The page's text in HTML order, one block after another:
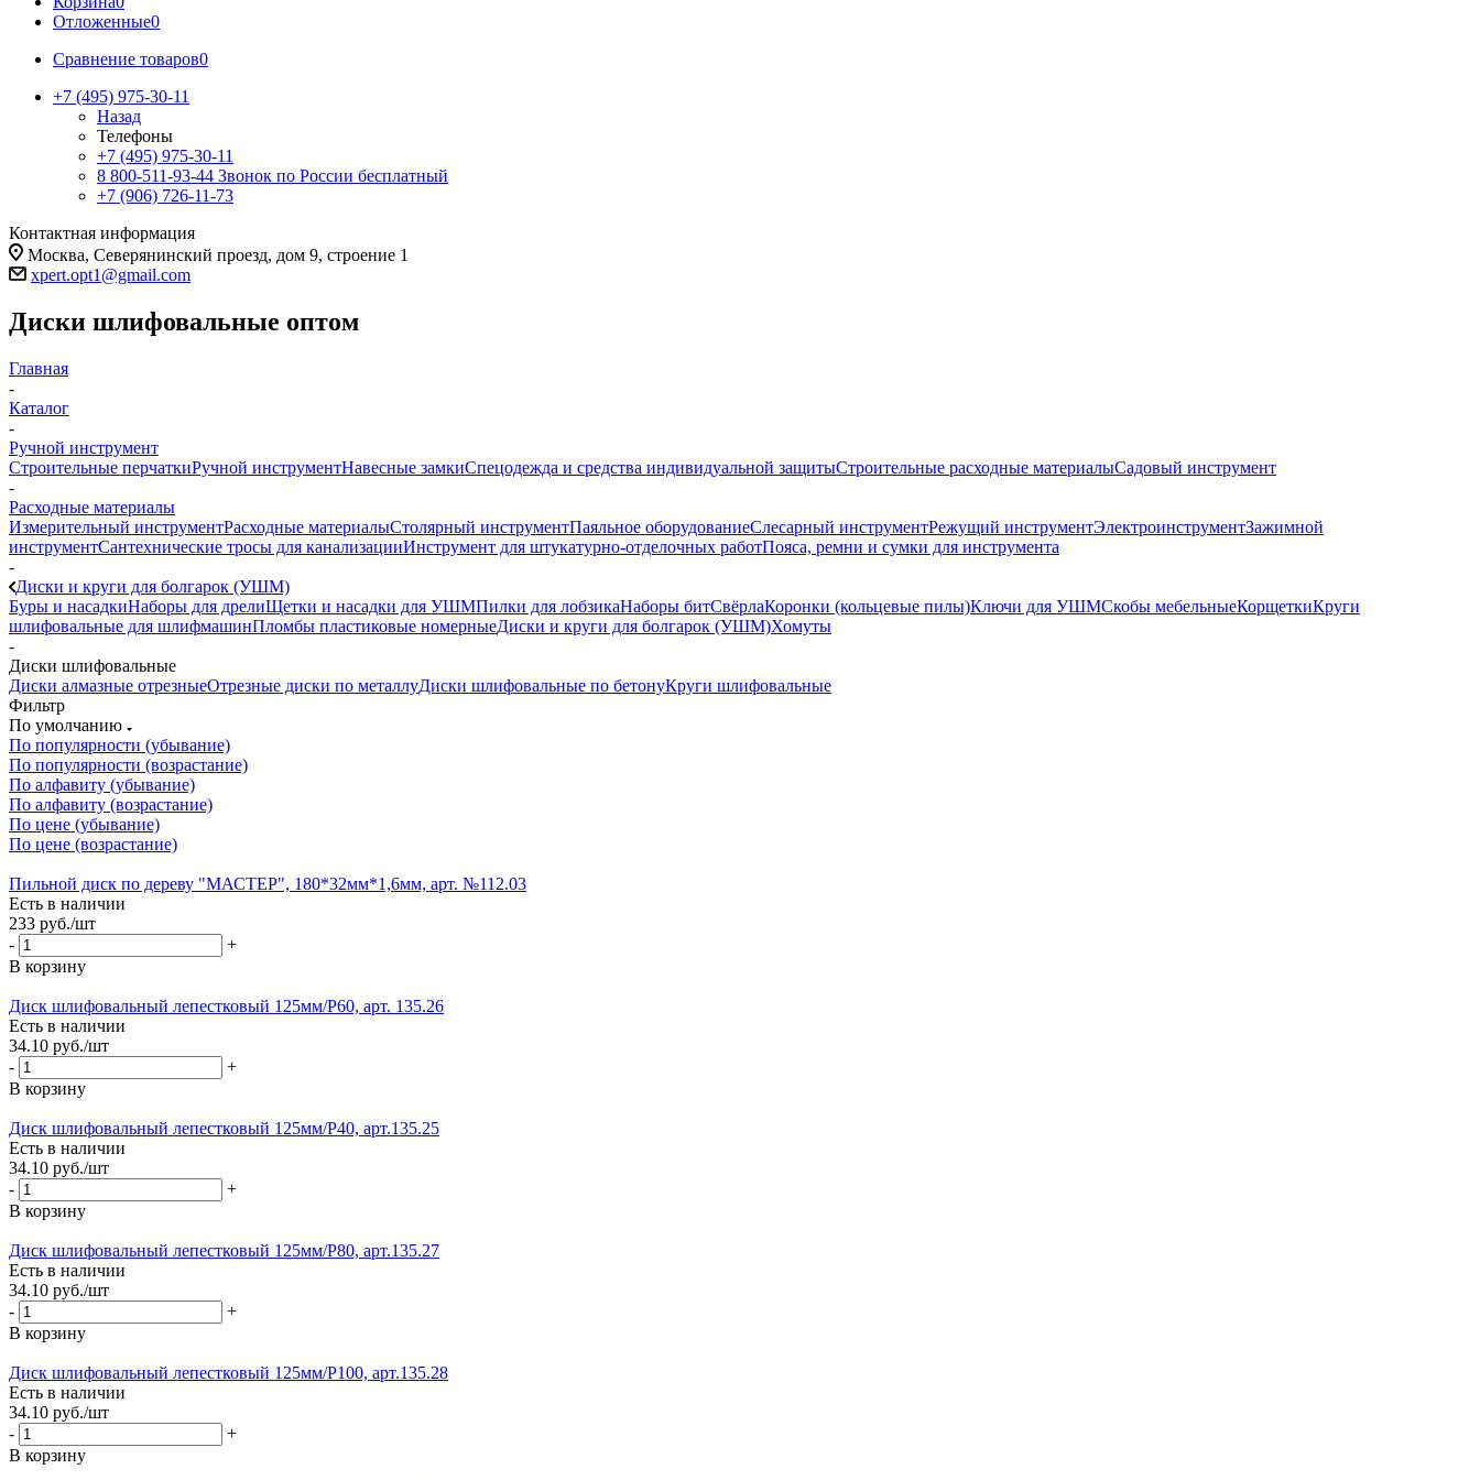
Отложенные0
Сравнение товаров0
+7 (495) 975-30-11
Назад
Телефоны
+7 (495) 975-30-11
8 800-511-93-44 Звонок по России бесплатный
+7 (906) 726-11-73
Контактная информация
Москва, Северянинский проезд, дом 9, строение 1
xpert.opt1@gmail.com
Диски шлифовальные оптом
Главная
-
Каталог
-
Ручной инструмент
Строительные перчаткиРучной инструментНавесные замкиСпецодежда и средства индивидуальной защитыСтроительные расходные материалыСадовый инструмент
-
Расходные материалы
Измерительный инструментРасходные материалыСтолярный инструментПаяльное оборудованиеСлесарный инструментРежущий инструментЭлектроинструментЗажимной
инструментСантехнические тросы для канализацииИнструмент для штукатурно-отделочных работПояса, ремни и сумки для инструмента
-
Диски и круги для болгарок (УШМ)
Буры и насадкиНаборы для дрелиЩетки и насадки для УШМПилки для лобзикаНаборы битСвёрлаКоронки (кольцевые пилы)Ключи для УШМСкобы мебельныеКорщеткиКруги
шлифовальные для шлифмашинПломбы пластиковые номерныеДиски и круги для болгарок (УШМ)Хомуты
-
Диски шлифовальные
Диски алмазные отрезныеОтрезные диски по металлуДиски шлифовальные по бетонуКруги шлифовальные
Фильтр
По умолчанию
По популярности (убывание)
По популярности (возрастание)
По алфавиту (убывание)
По алфавиту (возрастание)
По цене (убывание)
По цене (возрастание)
Пильной диск по дереву "МАСТЕР", 180*32мм*1,6мм, арт. №112.03
Есть в наличии
233 руб./шт
-
+
В корзину
Диск шлифовальный лепестковый 125мм/Р60, арт. 135.26
Есть в наличии
34.10 руб./шт
-
+
В корзину
Диск шлифовальный лепестковый 125мм/Р40, арт.135.25
Есть в наличии
34.10 руб./шт
-
+
В корзину
Диск шлифовальный лепестковый 125мм/Р80, арт.135.27
Есть в наличии
34.10 руб./шт
-
+
В корзину
Диск шлифовальный лепестковый 125мм/Р100, арт.135.28
Есть в наличии
34.10 руб./шт
-
+
В корзину